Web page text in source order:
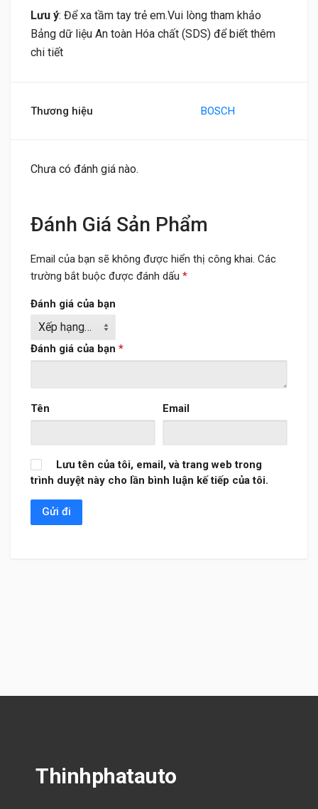
Lưu ý: Để xa tầm tay trẻ em.Vui lòng tham khảo
Bảng dữ liệu An toàn Hóa chất (SDS) để biết thêm
chi tiết
Thương hiệu BOSCH
Chưa có đánh giá nào.
Đánh Giá Sản Phẩm
Email của bạn sẽ không được hiển thị công khai. Các
trường bắt buộc được đánh dấu *
Đánh giá của bạn
Đánh giá của bạn *
Tên Email
Lưu tên của tôi, email, và trang web trong
trình duyệt này cho lần bình luận kế tiếp của tôi.
Thinhphatauto